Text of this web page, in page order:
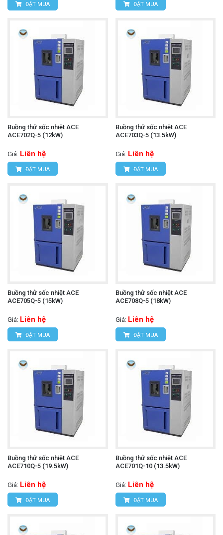
ĐẶT MUA ĐẶT MUA
Buồng thử sốc nhiệt ACE
ACE702Q-5 (12kW)
Giá: Liên hệ
ĐẶT MUA
Buồng thử sốc nhiệt ACE
ACE703Q-5 (13.5kW)
Giá: Liên hệ
ĐẶT MUA
Buồng thử sốc nhiệt ACE
ACE705Q-5 (15kW)
Giá: Liên hệ
ĐẶT MUA
Buồng thử sốc nhiệt ACE
ACE708Q-5 (18kW)
Giá: Liên hệ
ĐẶT MUA
Buồng thử sốc nhiệt ACE
ACE710Q-5 (19.5kW)
Giá: Liên hệ
ĐẶT MUA
Buồng thử sốc nhiệt ACE
ACE701Q-10 (13.5kW)
Giá: Liên hệ
ĐẶT MUA